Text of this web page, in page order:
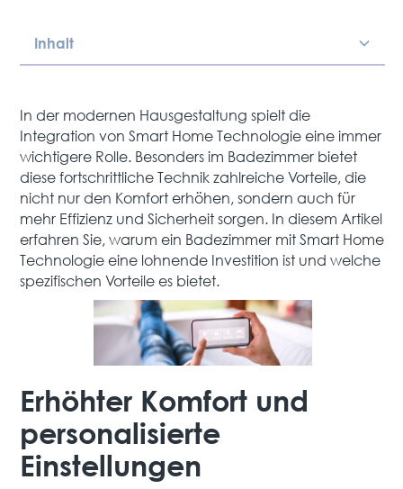
Inhalt
In der modernen Hausgestaltung spielt die
Integration von Smart Home Technologie eine immer
wichtigere Rolle. Besonders im Badezimmer bietet
diese fortschrittliche Technik zahlreiche Vorteile, die
nicht nur den Komfort erhöhen, sondern auch für
mehr Effizienz und Sicherheit sorgen. In diesem Artikel
erfahren Sie, warum ein Badezimmer mit Smart Home
Technologie eine lohnende Investition ist und welche
spezifischen Vorteile es bietet.
Erhöhter Komfort und
personalisierte
Einstellungen